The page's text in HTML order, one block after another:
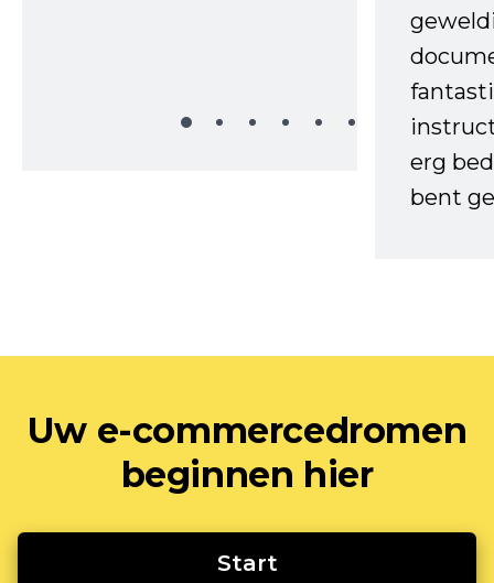
erg
bent
Uw e-commercedromen
beginnen hier
Start